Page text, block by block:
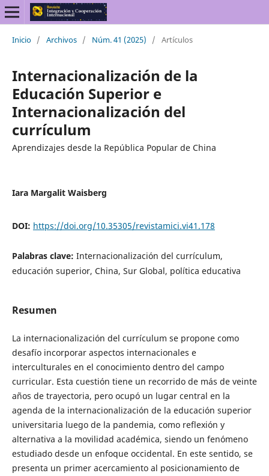
Inicio / Archivos / Núm. 41 (2025) / Artículos
Internacionalización de la
Educación Superior e
Internacionalización del
currículum
Aprendizajes desde la República Popular de China
Iara Margalit Waisberg
DOI: https://doi.org/10.35305/revistamici.vi41.178
Palabras clave: Internacionalización del currículum,
educación superior, China, Sur Global, política educativa
Resumen
La internacionalización del currículum se propone como
desafío incorporar aspectos internacionales e
interculturales en el conocimiento dentro del campo
curricular. Esta cuestión tiene un recorrido de más de veinte
años de trayectoria, pero ocupó un lugar central en la
agenda de la internacionalización de la educación superior
universitaria luego de la pandemia, como reflexión y
alternativa a la movilidad académica, siendo un fenómeno
estudiado desde un enfoque occidental. En este sentido, se
presenta un primer acercamiento al posicionamiento de